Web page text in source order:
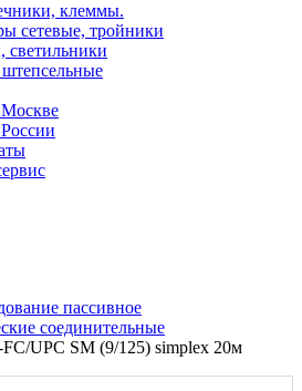
клеммы.
сетевые, тройники
Москве
пассивное
соединительные
UPC SM (9/125) simplex 20м